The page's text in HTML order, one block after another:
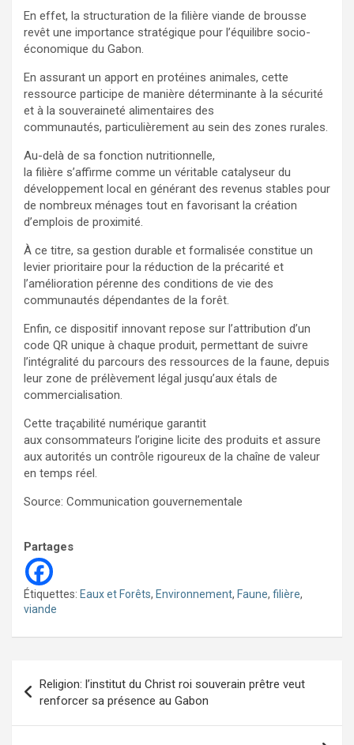
En effet, la structuration de la filière viande de brousse
revêt une importance stratégique pour l’équilibre socio-
économique du Gabon.
En assurant un apport en protéines animales, cette
ressource participe de manière déterminante à la sécurité
et à la souveraineté alimentaires des
communautés, particulièrement au sein des zones rurales.
Au-delà de sa fonction nutritionnelle,
la filière s’affirme comme un véritable catalyseur du
développement local en générant des revenus stables pour
de nombreux ménages tout en favorisant la création
d’emplois de proximité.
À ce titre, sa gestion durable et formalisée constitue un
levier prioritaire pour la réduction de la précarité et
l’amélioration pérenne des conditions de vie des
communautés dépendantes de la forêt.
Enfin, ce dispositif innovant repose sur l’attribution d’un
code QR unique à chaque produit, permettant de suivre
l’intégralité du parcours des ressources de la faune, depuis
leur zone de prélèvement légal jusqu’aux étals de
commercialisation.
Cette traçabilité numérique garantit
aux consommateurs l’origine licite des produits et assure
aux autorités un contrôle rigoureux de la chaîne de valeur
en temps réel.
Source: Communication gouvernementale
Partages
Étiquettes: Eaux et Forêts, Environnement, Faune, filière,
viande
de
l’article
Religion: l’institut du Christ roi souverain prêtre veut
renforcer sa présence au Gabon